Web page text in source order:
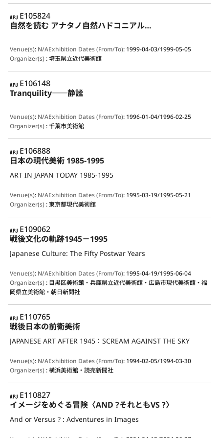
APJ
E105824
自然を読む アナタノ自然ハドコニアル…
Venue(s): N/AExhibition Dates (From/To): 1999-04-03/1999-05-05
Organizer(s):埼玉県立近代美術館
APJ
E106148
Tranquility――静謐
Venue(s): N/AExhibition Dates (From/To): 1996-01-04/1996-02-25
Organizer(s):千葉市美術館
APJ
E106888
日本の現代美術 1985-1995
ART IN JAPAN TODAY 1985-1995
Venue(s): N/AExhibition Dates (From/To): 1995-03-19/1995-05-21
Organizer(s):東京都現代美術館
APJ
E109062
戦後文化の軌跡1945－1995
Japanese Culture: The Fifty Postwar Years
Venue(s): N/AExhibition Dates (From/To): 1995-04-19/1995-06-04
Organizer(s): 目黒区美術館・兵庫県立近代美術館・広島市現代美術館・福
岡県立美術館・朝日新聞社
APJ
E110765
戦後日本の前衛美術
JAPANESE ART AFTER 1945：SCREAM AGAINST THE SKY
Venue(s): N/AExhibition Dates (From/To): 1994-02-05/1994-03-30
Organizer(s):横浜美術館・読売新聞社
APJ
E110827
イメージをめぐる冒険〈AND ?それともVS ?〉
And or Versus ? : Adventures in Images